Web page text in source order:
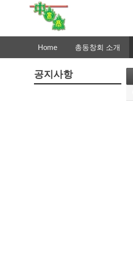
Home 총동창회 소개
공지사항